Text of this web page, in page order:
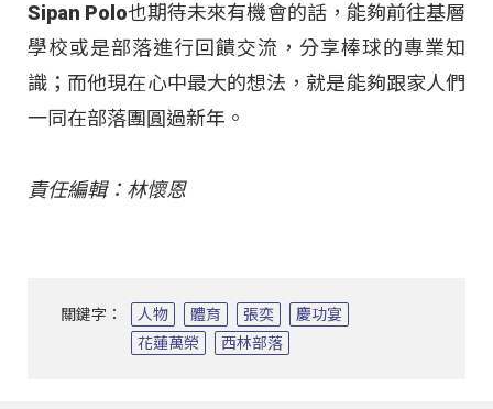
Sipan Polo也期待未來有機會的話，能夠前往基層
學校或是部落進行回饋交流，分享棒球的專業知
識；而他現在心中最大的想法，就是能夠跟家人們
一同在部落團圓過新年。
責任編輯：林懷恩
關鍵字： 人物 體育 張奕
慶功宴
花蓮萬榮
西林部落